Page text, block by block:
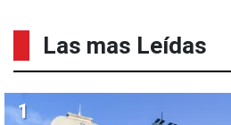
Las mas Leídas